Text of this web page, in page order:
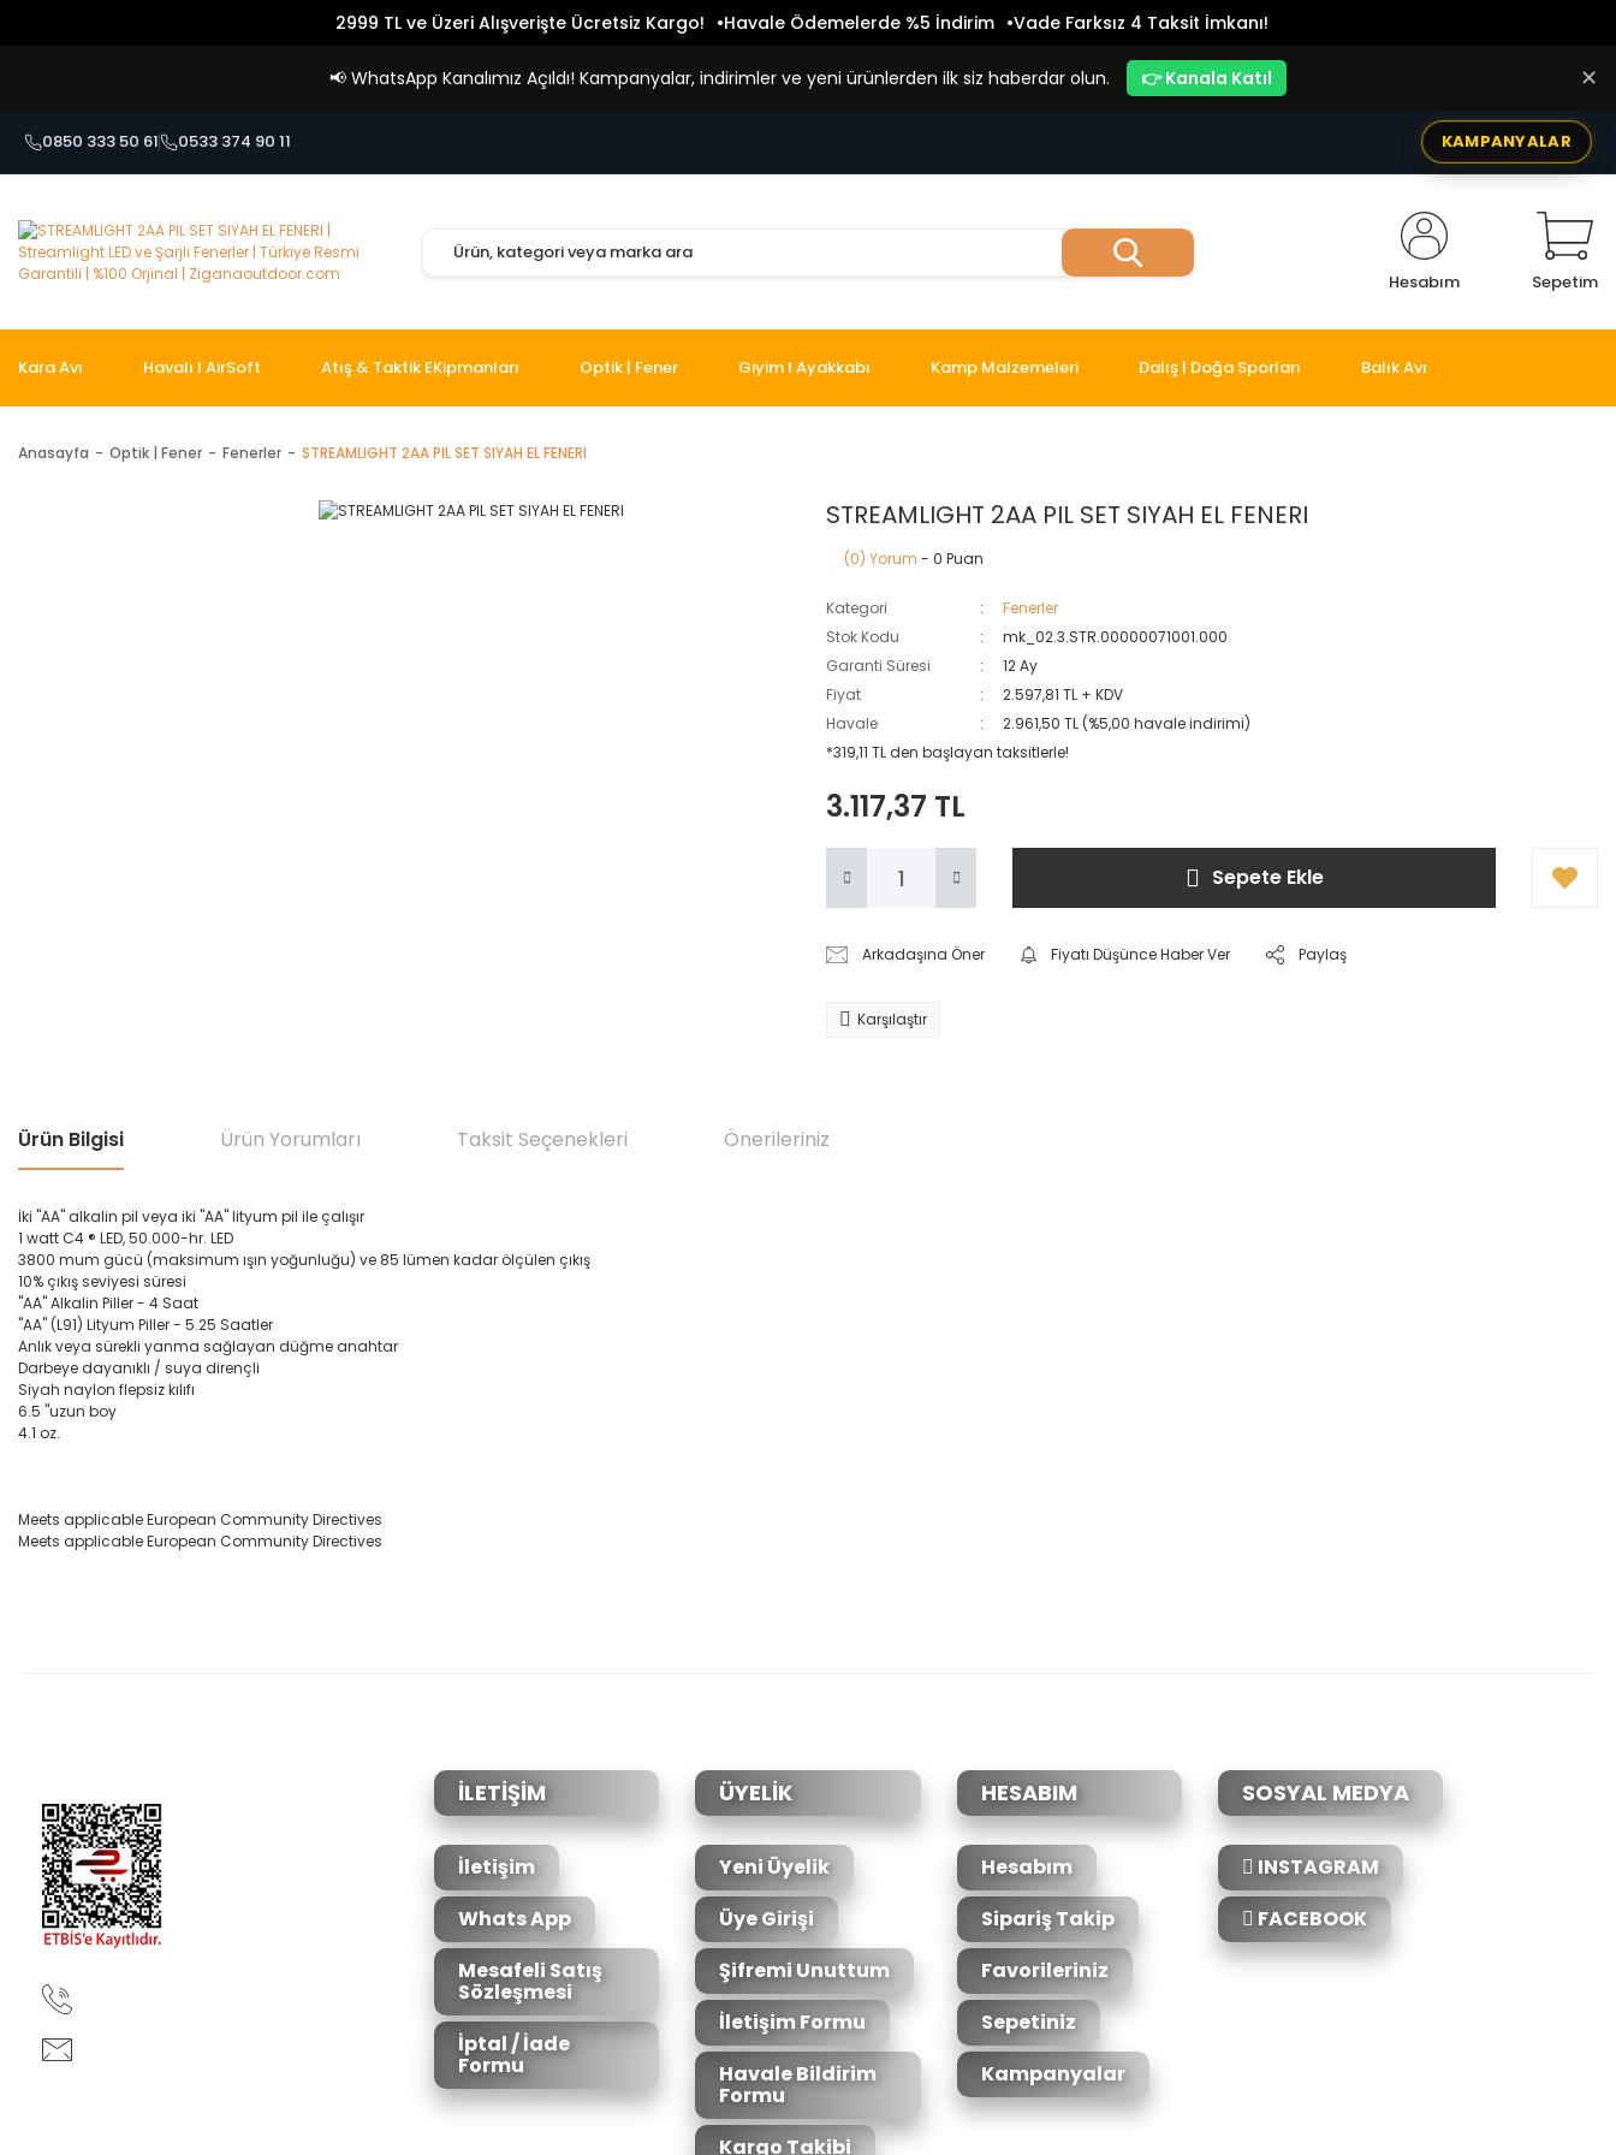
2999 TL ve Üzeri Alışverişte Ücretsiz Kargo! Havale Ödemelerde %5 İndirim Vade Farksız 4 Taksit İmkanı!
📢 WhatsApp Kanalımız Açıldı! Kampanyalar, indirimler ve yeni ürünlerden ilk siz haberdar olun. 👉 Kanala Katıl ✕
0850 333 50 61 0533 374 90 11 KAMPANYALAR
Hesabım Sepetim
Kara Avı Havalı I AirSoft Atış & Taktik EKipmanları Optik | Fener Giyim I Ayakkabı Kamp Malzemeleri Dalış | Doğa Sporları Balık Avı
Anasayfa Optik | Fener Fenerler STREAMLIGHT 2AA PIL SET SIYAH EL FENERI
STREAMLIGHT 2AA PIL SET SIYAH EL FENERI
(0) Yorum - 0 Puan
Kategori
Fenerler
Stok Kodu
mk_02.3.STR.00000071001.000
Garanti Süresi
12 Ay
Fiyat
2.597,81 TL + KDV
Havale
2.961,50 TL (%5,00 havale indirimi)
*319,11 TL den başlayan taksitlerle!
3.117,37 TL
Sepete Ekle
Arkadaşına Öner Fiyatı Düşünce Haber Ver Paylaş
Karşılaştır
Ürün Bilgisi Ürün Yorumları Taksit Seçenekleri Önerileriniz
İki "AA" alkalin pil veya iki "AA" lityum pil ile çalışır
1 watt C4 ® LED, 50.000-hr. LED
3800 mum gücü (maksimum ışın yoğunluğu) ve 85 lümen kadar ölçülen çıkış
10% çıkış seviyesi süresi
"AA" Alkalin Piller - 4 Saat
"AA" (L91) Lityum Piller - 5.25 Saatler
Anlık veya sürekli yanma sağlayan düğme anahtar
Darbeye dayanıklı / suya dirençli
Siyah naylon flepsiz kılıfı
6.5 "uzun boy
4.1 oz.
Meets applicable European Community Directives
Meets applicable European Community Directives
Ürün fiyatı diğer sitelerden daha pahalı.
Bu ürüne benzer farklı alternatifler olmalı.
İLETİŞİM
İletişim
Whats App
Mesafeli Satış
Sözleşmesi
İptal / İade
Formu
ÜYELİK
Yeni Üyelik
Üye Girişi
Şifremi Unuttum
İletişim Formu
Havale Bildirim
Formu
Kargo Takibi
HESABIM
Hesabım
Sipariş Takip
Favorileriniz
Sepetiniz
Kampanyalar
SOSYAL MEDYA
INSTAGRAM
FACEBOOK